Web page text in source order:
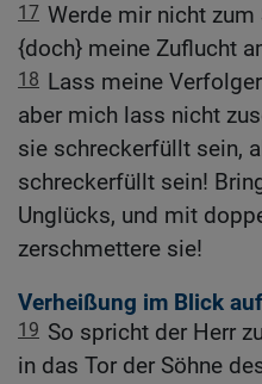
17 Werde mir nicht zum
{doch} meine Zuflucht
18 Lass meine
aber mich lass nicht
sie schreckerfüllt sein,
schreckerfüllt sein!
Unglücks, und mit
zerschmettere sie!
Verheißung im Blick
19 So spricht der Herr
in das Tor der Söhne